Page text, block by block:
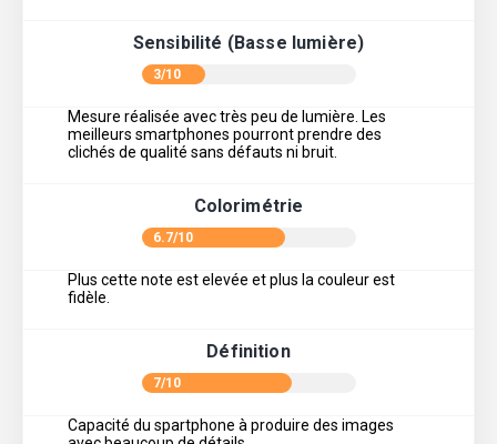
Sensibilité (Basse lumière)
3/10
Mesure réalisée avec très peu de lumière. Les
meilleurs smartphones pourront prendre des
clichés de qualité sans défauts ni bruit.
Colorimétrie
6.7/10
Plus cette note est elevée et plus la couleur est
fidèle.
Définition
7/10
Capacité du spartphone à produire des images